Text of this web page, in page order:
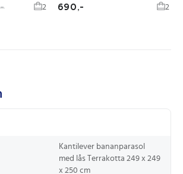
2 690,- 2
Kantilever bananparasol
med lås Terrakotta 249 x 249
x 250 cm